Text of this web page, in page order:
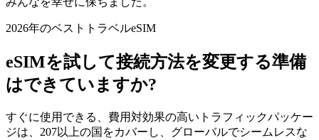
2026年のベストトラベルeSIM
eSIMを試して接続方法を変更する準備
はできていますか?
すぐに使用できる、費用対効果の高いトラフィックパッケー
ジは、207以上の国をカバーし、グローバルでシームレスな